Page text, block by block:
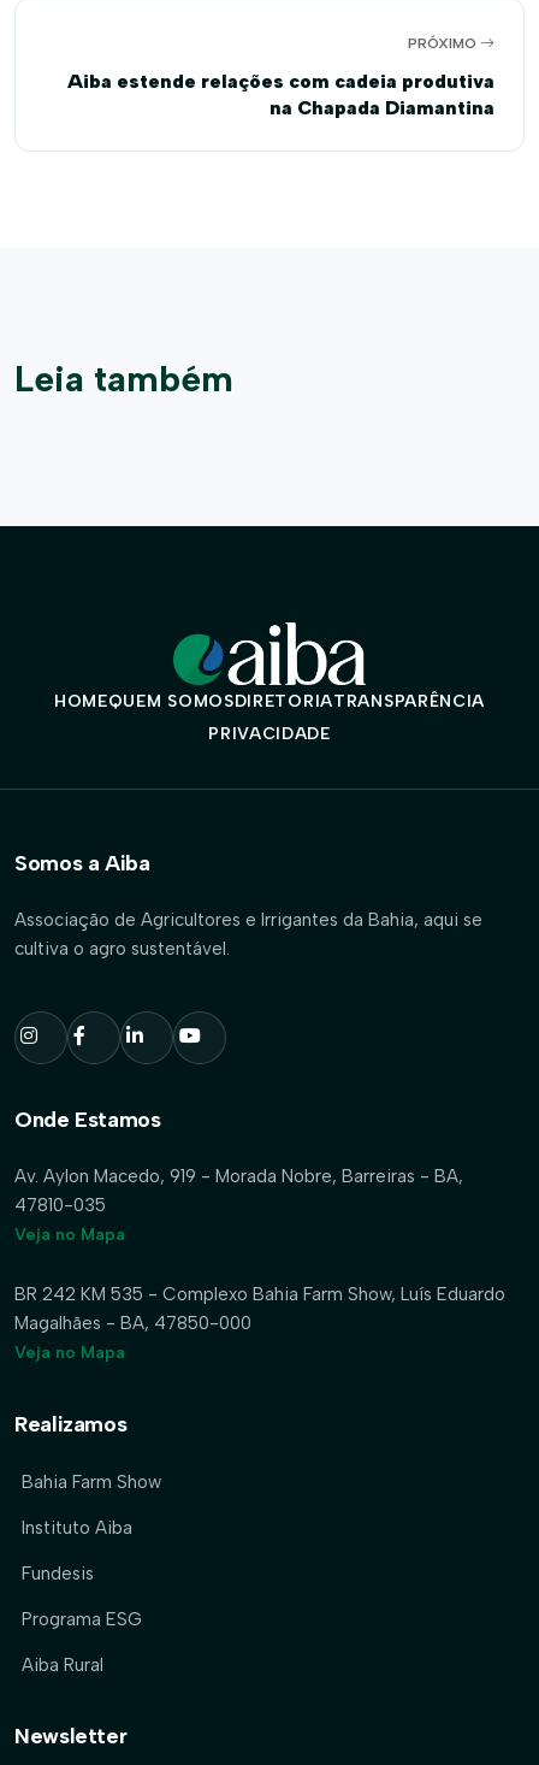
PRÓXIMO
Aiba estende relações com cadeia produtiva
na Chapada Diamantina
Leia também
HOMEQUEM SOMOSDIRETORIATRANSPARÊNCIA
PRIVACIDADE
Somos a Aiba
Associação de Agricultores e Irrigantes da Bahia, aqui se
cultiva o agro sustentável.
Onde Estamos
Av. Aylon Macedo, 919 - Morada Nobre, Barreiras - BA,
47810-035
Veja no Mapa
BR 242 KM 535 - Complexo Bahia Farm Show, Luís Eduardo
Magalhães - BA, 47850-000
Veja no Mapa
Realizamos
Bahia Farm Show
Instituto Aiba
Fundesis
Programa ESG
Aiba Rural
Newsletter